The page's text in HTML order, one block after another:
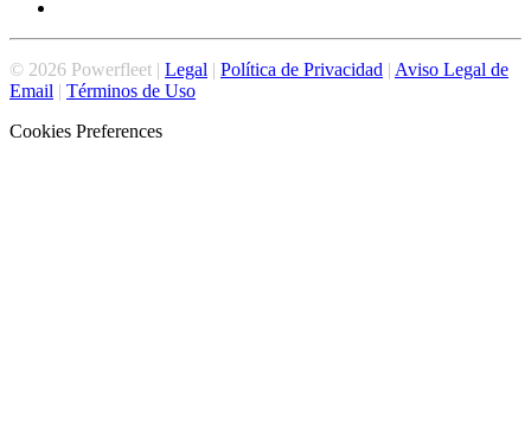
© 2026 Powerfleet | Legal | Política de Privacidad | Aviso Legal de
Email | Términos de Uso
Cookies Preferences